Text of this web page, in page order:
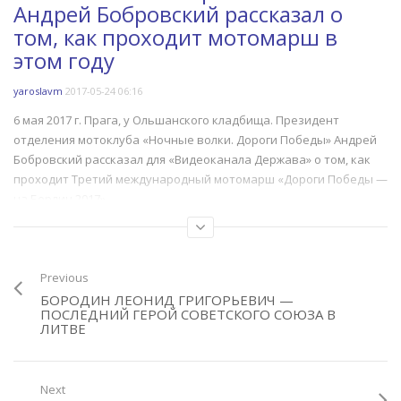
on line 290
/var/www/derzavaru/data/www/
content/themes/truemag/
Warning: A non-numeric value encountered in/var/www/derzavaru/
Warning: A non-numeric value encountered in/var/www/derzavaru/
Андрей Бобровский рассказал о
том, как проходит мотомарш в
этом году
yaroslavm 2017-05-24 06:16
6 мая 2017 г. Прага, у Ольшанского кладбища. Президент
отделения мотоклуба «Ночные волки. Дороги Победы» Андрей
Бобровский рассказал для «Видеоканала Держава» о том, как
проходит Третий международный мотомарш «Дороги Победы —
Беседа состоялась сразу по приезду в Прагу, до возложения
цветов и отдания памяти на кладбище советских воинов.
Category:Интервью
Tags:
Прага
Previous
БОРОДИН ЛЕОНИД ГРИГОРЬЕВИЧ —
ПОСЛЕДНИЙ ГЕРОЙ СОВЕТСКОГО СОЮЗА В
ЛИТВЕ
Next